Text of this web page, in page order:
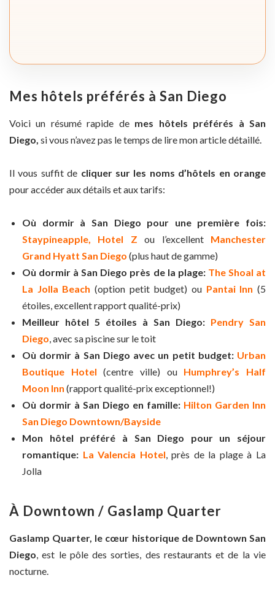
Mes hôtels préférés à San Diego
Voici un résumé rapide de mes hôtels préférés à San
Diego, si vous n’avez pas le temps de lire mon article détaillé.
Il vous suffit de cliquer sur les noms d’hôtels en orange
pour accéder aux détails et aux tarifs:
Où dormir à San Diego pour une première fois:
Staypineapple, Hotel Z ou l’excellent Manchester
Grand Hyatt San Diego (plus haut de gamme)
Où dormir à San Diego près de la plage: The Shoal at
La Jolla Beach (option petit budget) ou Pantai Inn (5
étoiles, excellent rapport qualité-prix)
Meilleur hôtel 5 étoiles à San Diego: Pendry San
Diego, avec sa piscine sur le toit
Où dormir à San Diego avec un petit budget: Urban
Boutique Hotel (centre ville) ou Humphrey’s Half
Moon Inn (rapport qualité-prix exceptionnel!)
Où dormir à San Diego en famille: Hilton Garden Inn
San Diego Downtown/Bayside
Mon hôtel préféré à San Diego pour un séjour
romantique: La Valencia Hotel, près de la plage à La
Jolla
À Downtown / Gaslamp Quarter
Gaslamp Quarter, le cœur historique de Downtown San
Diego, est le pôle des sorties, des restaurants et de la vie
nocturne.